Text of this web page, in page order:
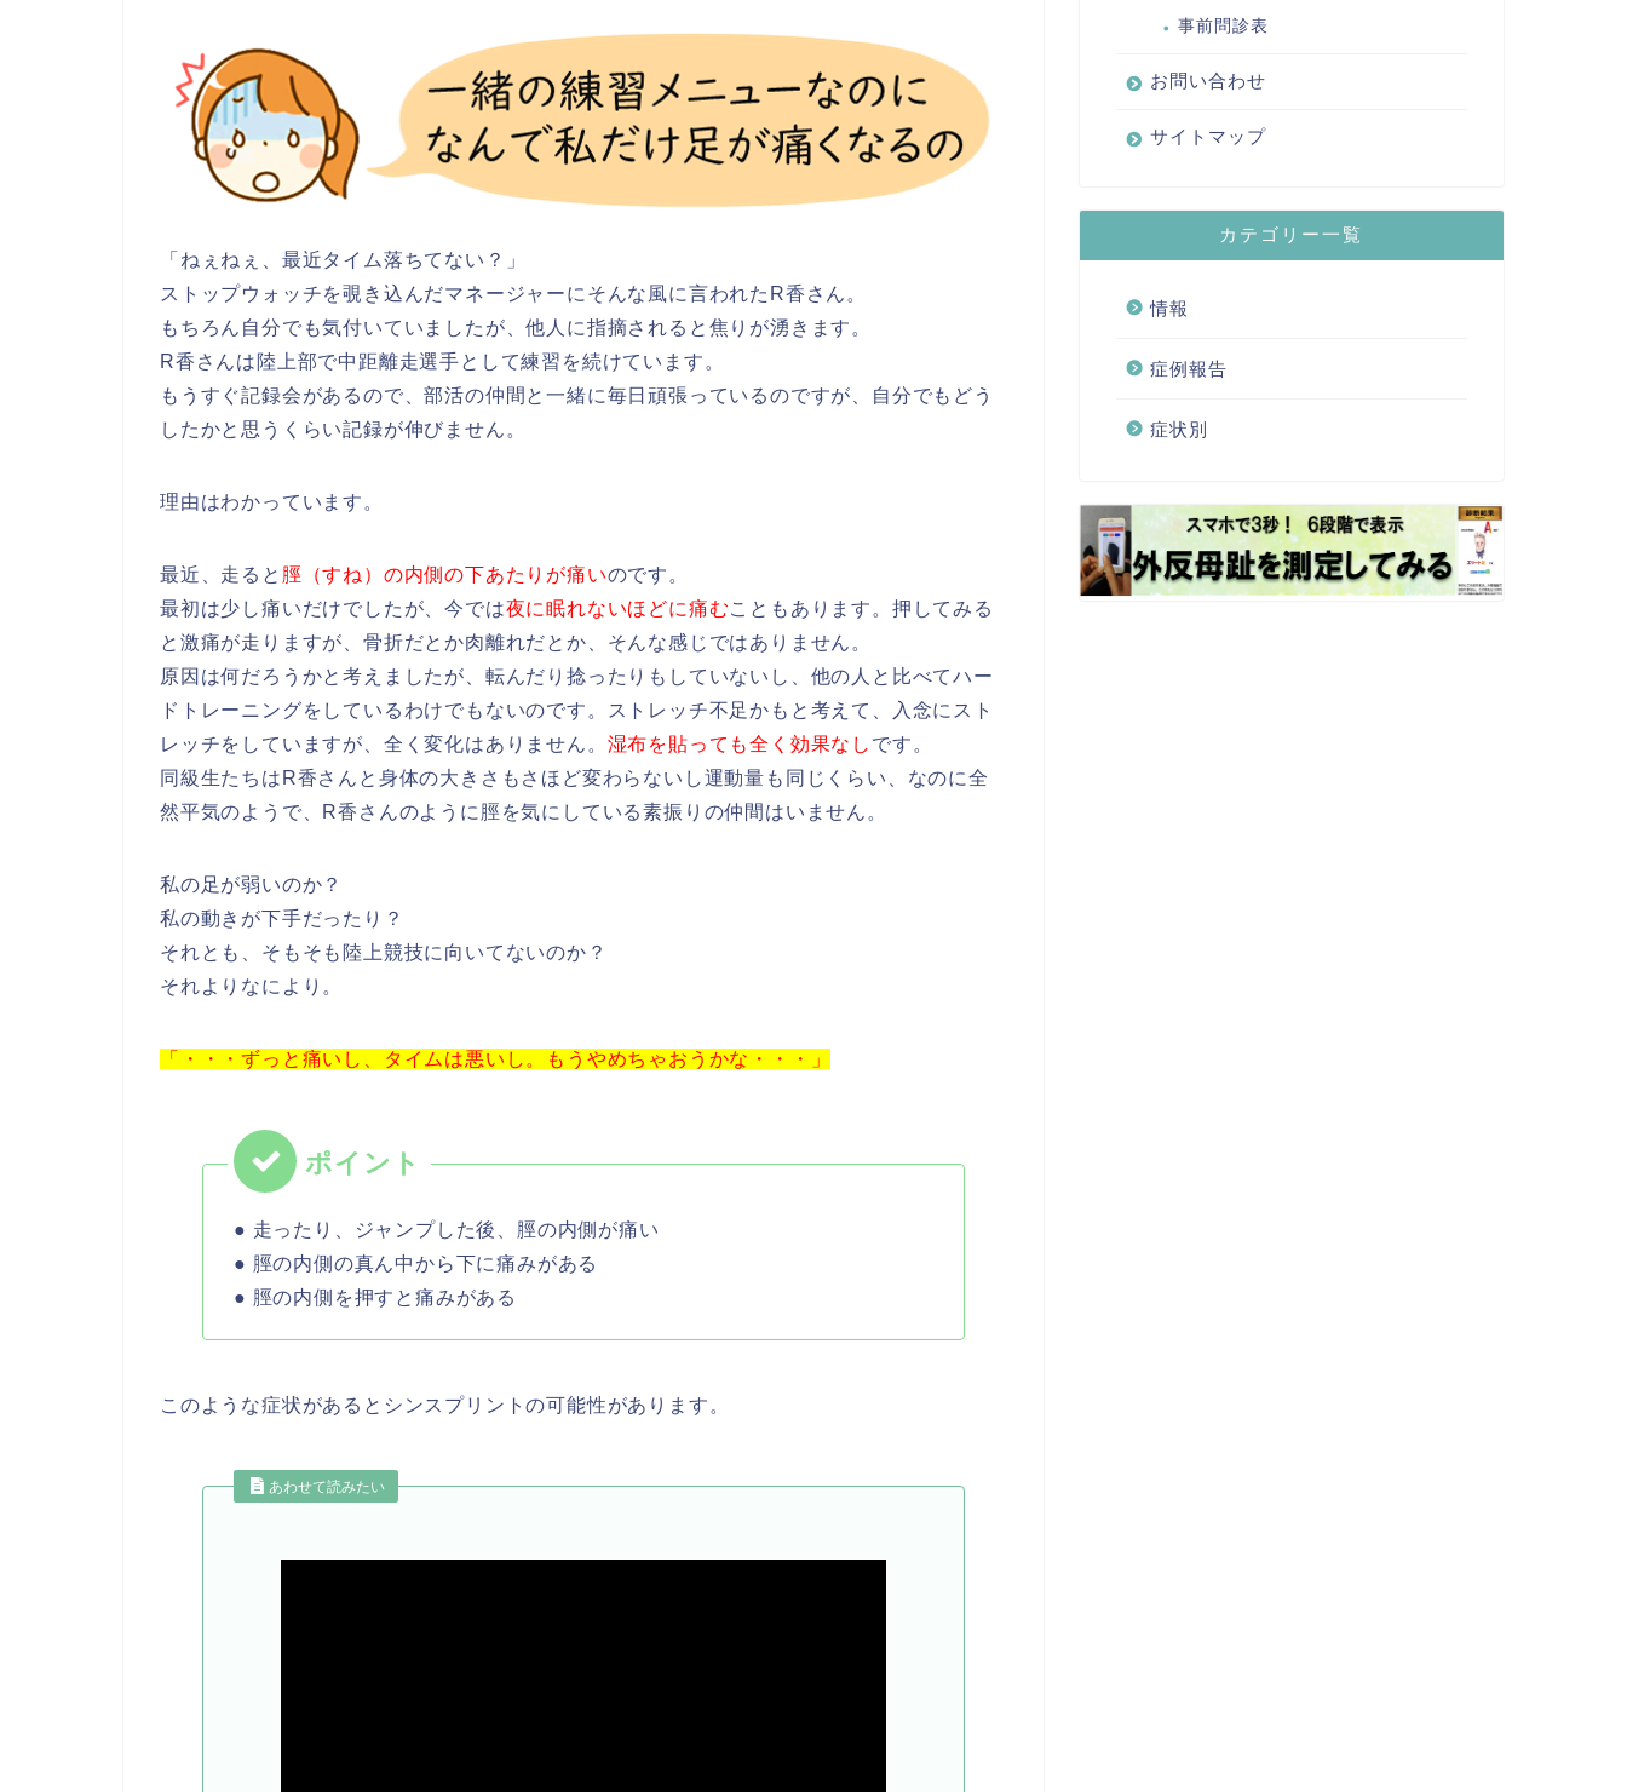
「ねぇねぇ、最近タイム落ちてない？」
ストップウォッチを覗き込んだマネージャーにそんな風に言われたR香さん。
もちろん自分でも気付いていましたが、他人に指摘されると焦りが湧きます。
R香さんは陸上部で中距離走選手として練習を続けています。
もうすぐ記録会があるので、部活の仲間と一緒に毎日頑張っているのですが、自分でもどう
したかと思うくらい記録が伸びません。
理由はわかっています。
最近、走ると 脛（すね）の内側の下あたりが痛いのです。
最初は少し痛いだけでしたが、今では夜に眠れないほどに痛むこともあります。押してみる
と激痛が走りますが、骨折だとか肉離れだとか、そんな感じではありません。
原因は何だろうかと考えましたが、転んだり捻ったりもしていないし、他の人と比べてハー
ドトレーニングをしているわけでもないのです。ストレッチ不足かもと考えて、入念にスト
レッチをしていますが、全く変化はありません。 湿布を貼っても全く効果なし です。
同級生たちはR香さんと身体の大きさもさほど変わらないし運動量も同じくらい、なのに全
然平気のようで、R香さんのように脛を気にしている素振りの仲間はいません。
私の足が弱いのか？
私の動きが下手だったり？
それとも、そもそも陸上競技に向いてないのか？
それよりなにより。
「・・・ずっと痛いし、タイムは悪いし。もうやめちゃおうかな・・・」
● 走ったり、ジャンプした後、脛の内側が痛い
● 脛の内側の真ん中から下に痛みがある
● 脛の内側を押すと痛みがある
このような症状があるとシンスプリントの可能性があります。
あわせて読みたい
事前問診表
お問い合わせ
サイトマップ
カテゴリー一覧
情報
症例報告
症状別